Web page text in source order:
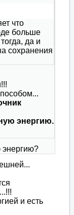
что
больше
да и
сохранения
энергию.
и есть